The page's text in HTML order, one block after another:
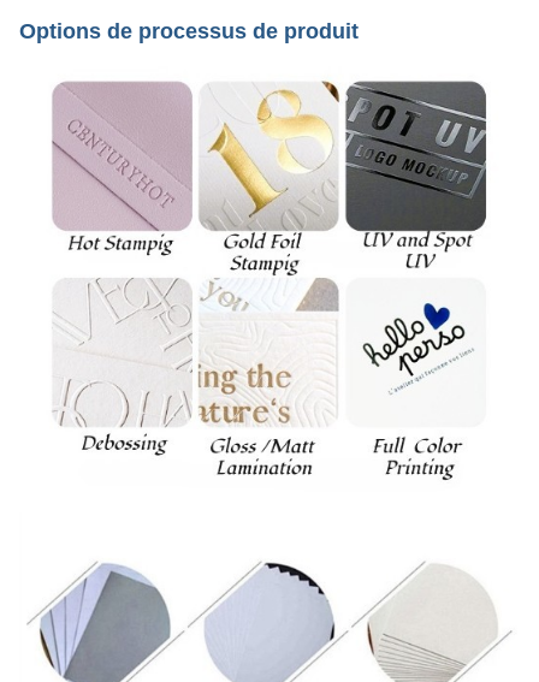
Options de processus de produit